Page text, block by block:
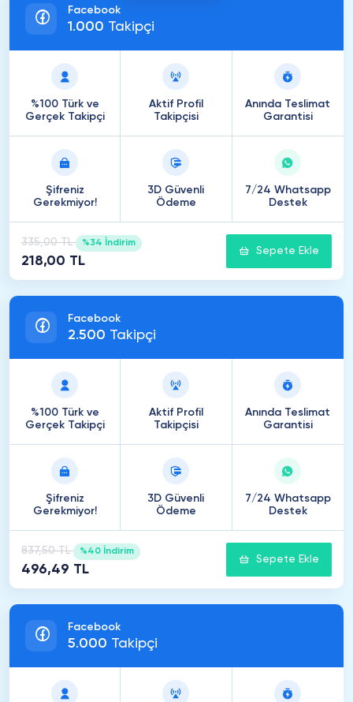
Facebook
1 .000 Takipçi
%100 Türk ve
Gerçek Takipçi
Aktif Profil
Takipçisi
Anında Teslimat
Garantisi
Şifreniz
Gerekmiyor!
3D Güvenli
Ödeme
7/24 Whatsapp
Destek
335,00 TL %34 İndirim
218,00 TL
Sepete Ekle
Facebook
2.500 Takipçi
%100 Türk ve
Gerçek Takipçi
Aktif Profil
Takipçisi
Anında Teslimat
Garantisi
Şifreniz
Gerekmiyor!
3D Güvenli
Ödeme
7/24 Whatsapp
Destek
837,50 TL %40 İndirim
496,49 TL
Sepete Ekle
Facebook
5.000 Takipçi